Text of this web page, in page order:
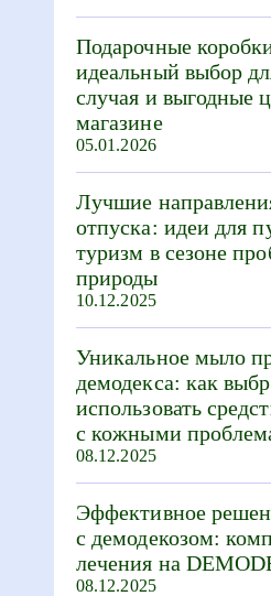
Подарочные
идеальный выбор
случая и выгодные
магазине
05.01.2026
Лучшие
отпуска: идеи для
туризм в сезоне
природы
10.12.2025
Уникальное мыло
демодекса: как
использовать
с кожными
08.12.2025
Эффективное
с демодекозом:
лечения на
08.12.2025